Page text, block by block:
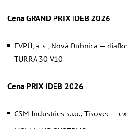
Cena GRAND PRIX IDEB 2026
EVPÚ, a. s., Nová Dubnica —
TURRA 30 V10
Cena PRIX IDEB 2026
CSM Industries s.r.o., Tisovec —